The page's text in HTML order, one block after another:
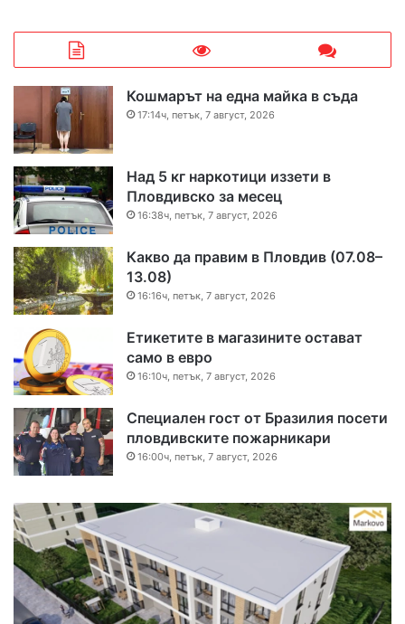
Кошмарът на една майка в съда
17:14ч, петък, 7 август, 2026
Над 5 кг наркотици иззети в
Пловдивско за месец
16:38ч, петък, 7 август, 2026
Какво да правим в Пловдив (07.08–
13.08)
16:16ч, петък, 7 август, 2026
Етикетите в магазините остават
само в евро
16:10ч, петък, 7 август, 2026
Специален гост от Бразилия посети
пловдивските пожарникари
16:00ч, петък, 7 август, 2026